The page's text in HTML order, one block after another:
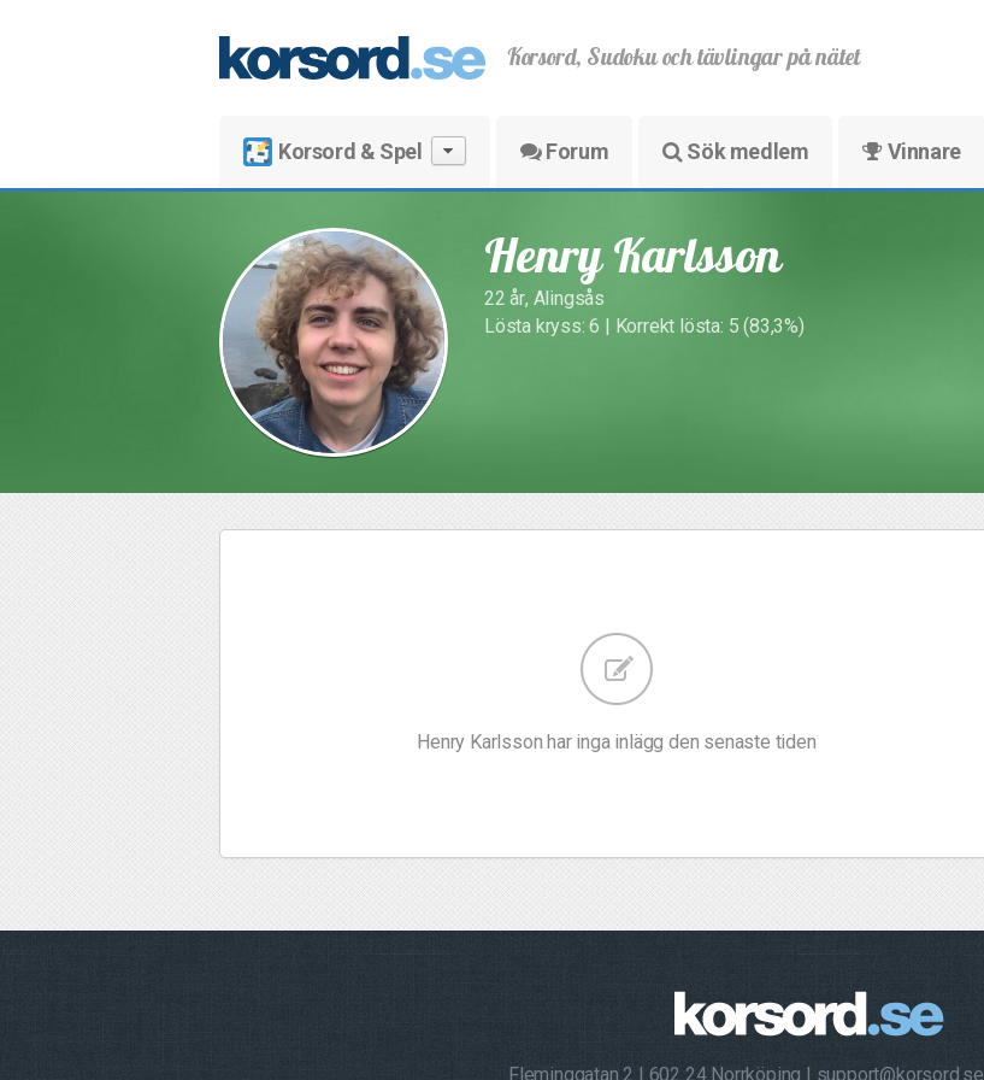
Korsord, Sudoku och tävlingar på nätet
Korsord & Spel Forum Sök medlem Vinnare
Henry Karlsson
22 år, Alingsås
Lösta kryss: 6 | Korrekt lösta: 5 (83,3%)
Henry Karlsson har inga inlägg den senaste tiden
Fleminggatan 2 602 24 Norrköping support@korsord.se